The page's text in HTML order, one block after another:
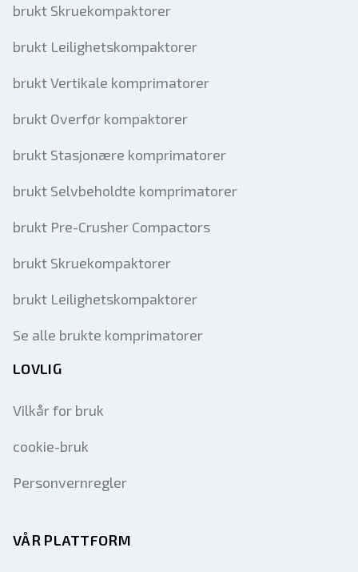
brukt Skruekompaktorer
brukt Leilighetskompaktorer
brukt Vertikale komprimatorer
brukt Overfør kompaktorer
brukt Stasjonære komprimatorer
brukt Selvbeholdte komprimatorer
brukt Pre-Crusher Compactors
brukt Skruekompaktorer
brukt Leilighetskompaktorer
Se alle brukte komprimatorer
LOVLIG
Vilkår for bruk
cookie-bruk
Personvernregler
VÅR PLATTFORM